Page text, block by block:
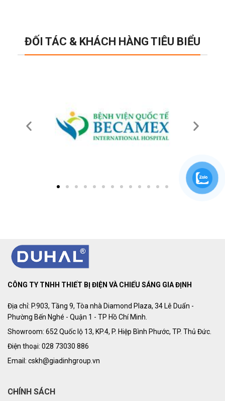
ĐỐI TÁC & KHÁCH HÀNG TIÊU BIỂU
CÔNG TY TNHH THIẾT BỊ ĐIỆN VÀ CHIẾU SÁNG GIA ĐỊNH
Địa chỉ: P.903, Tầng 9, Tòa nhà Diamond Plaza, 34 Lê Duẩn -
Phường Bến Nghé - Quận 1 - TP Hồ Chí Minh.
Showroom: 652 Quốc lộ 13, KP.4, P. Hiệp Bình Phước, TP. Thủ Đức.
Điện thoại: 028 73030 886
Email: cskh@giadinhgroup.vn
CHÍNH SÁCH